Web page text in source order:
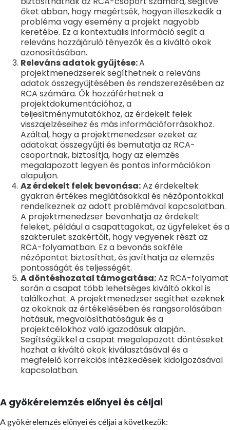
őket abban, hogy megértsék, hogyan illeszkedik a
probléma vagy esemény a projekt nagyobb
keretébe. Ez a kontextuális információ segít a
releváns hozzájáruló tényezők és a kiváltó okok
azonosításában.
Releváns adatok gyűjtése:A
projektmenedzserek segíthetnek a releváns
adatok összegyűjtésében és rendszerezésében az
RCA számára. Ők hozzáférhetnek a
projektdokumentációhoz, a
teljesítménymutatókhoz, az érdekelt felek
visszajelzéseihez és más információforrásokhoz.
Azáltal, hogy a projektmenedzser ezeket az
adatokat összegyűjti és bemutatja az RCA-
csoportnak, biztosítja, hogy az elemzés
megalapozott legyen és pontos információkon
alapuljon.
Az érdekelt felek bevonása:Az érdekeltek
gyakran értékes meglátásokkal és nézőpontokkal
rendelkeznek az adott problémával kapcsolatban.
A projektmenedzser bevonhatja az érdekelt
feleket, például a csapattagokat, az ügyfeleket és a
szakterület szakértőit, hogy vegyenek részt az
RCA-folyamatban. Ez a bevonás sokféle
nézőpontot biztosíthat, és javíthatja az elemzés
pontosságát és teljességét.
A döntéshozatal támogatása:Az RCA-folyamat
során a csapat több lehetséges kiváltó okkal is
találkozhat. A projektmenedzser segíthet ezeknek
az okoknak az értékelésében és rangsorolásában
hatásuk, megvalósíthatóságuk és a
projektcélokhoz való igazodásuk alapján.
Segítségükkel a csapat megalapozott döntéseket
hozhat a kiváltó okok kiválasztásával és a
megfelelő korrekciós intézkedések kidolgozásával
kapcsolatban.
A gyökérelemzés előnyei és céljai
A gyökérelemzés előnyei és céljai a következők: